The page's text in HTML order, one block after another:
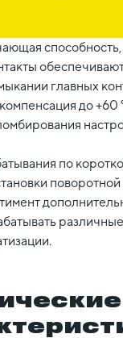
главных
до +60
по
поворотной